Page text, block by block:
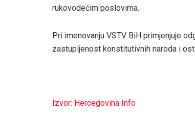
rukovodećim poslovima.
Pri imenovanju VSTV BiH primjenjuje
zastupljenost konstitutivnih naroda i
Izvor: Hercegovina Info